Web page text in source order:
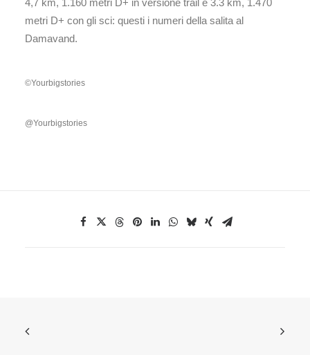
4,7 km, 1.160 metri D+ in versione trail e 3.3 km, 1.470
metri D+ con gli sci: questi i numeri della salita al
Damavand.
©Yourbigstories
@Yourbigstories